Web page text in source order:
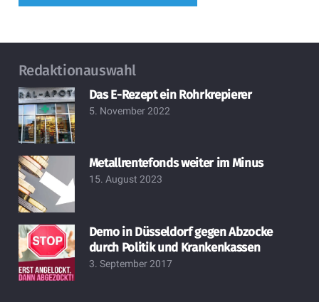
Redaktionauswahl
Das E-Rezept ein Rohrkrepierer
5. November 2022
Metallrentefonds weiter im Minus
15. August 2023
Demo in Düsseldorf gegen Abzocke
durch Politik und Krankenkassen
3. September 2017